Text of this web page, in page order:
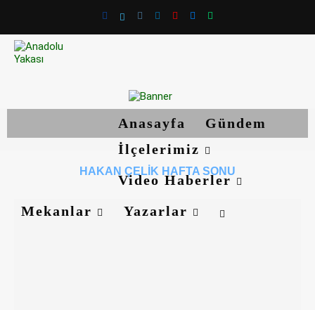
Anasayfa
Gündem
İlçelerimiz
Video Haberler
Mekanlar
Yazarlar
HAKAN ÇELIK HAFTA SONU